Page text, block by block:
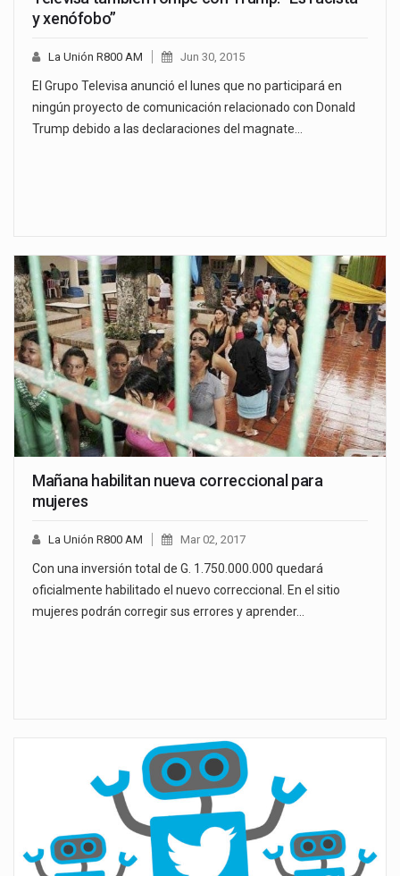
y xenófobo”
La Unión R800 AM Jun 30, 2015
El Grupo Televisa anunció el lunes que no participará en
ningún proyecto de comunicación relacionado con Donald
Trump debido a las declaraciones del magnate…
Mañana habilitan nueva correccional para
mujeres
La Unión R800 AM Mar 02, 2017
Con una inversión total de G. 1.750.000.000 quedará
oficialmente habilitado el nuevo correccional. En el sitio
mujeres podrán corregir sus errores y aprender…